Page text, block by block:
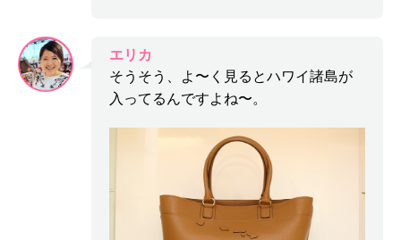
エリカ
そうそう、よ〜く見るとハワイ諸島が
入ってるんですよね〜。